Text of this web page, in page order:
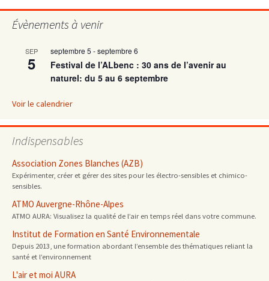
des
articles
Évènements à venir
SEP
5
septembre 5 -septembre 6
Festival de l’ALbenc : 30 ans de l’avenir au
naturel: du 5 au 6 septembre
Voir le calendrier
Indispensables
Association Zones Blanches (AZB)
Expérimenter, créer et gérer des sites pour les électro-sensibles et chimico-
sensibles.
ATMO Auvergne-Rhône-Alpes
ATMO AURA: Visualisez la qualité de l’air en temps réel dans votre commune.
Institut de Formation en Santé Environnementale
Depuis 2013, une formation abordant l’ensemble des thématiques reliant la
santé et l’environnement
L'air et moi AURA